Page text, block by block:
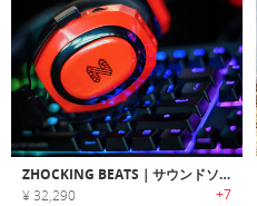
ZHOCKING BEATS｜サウンドソースの方向が分かる4Dバイブレーションヘッドホン「ショッキングビーツ」
¥ 32,290 +7